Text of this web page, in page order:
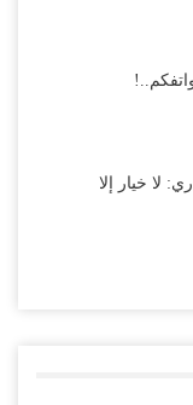
لا خيار إلا